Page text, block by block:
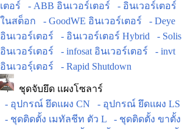
เตอร์
- ABB อินเวอร์เตอร์
- อินเวอร์เตอร์
ในสต็อก
- GoodWE อินเวอร์เตอร์
- Deye
อินเวอร์เตอร์
- อินเวอร์เตอร์ Hybrid
- Solis
อินเวอร์เตอร์
- infosat อินเวอร์เตอร์
- invt
อินเวอร์ฺเตอร์
- Rapid Shutdown
ชุดจับยึด แผงโซลาร์
- อุปกรณ์ ยึดแผง CN
- อุปกรณ์ ยึดแผง LS
- ชุดติดตั้ง เมทัลชีท ตัว L
- ชุดติดตั้ง ขาตั้ง